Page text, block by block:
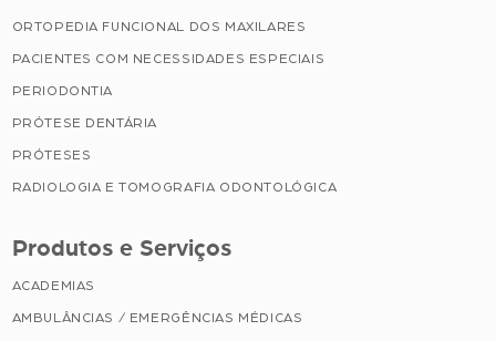
ORTOPEDIA FUNCIONAL DOS MAXILARES
PACIENTES COM NECESSIDADES ESPECIAIS
PERIODONTIA
PRÓTESE DENTÁRIA
PRÓTESES
RADIOLOGIA E TOMOGRAFIA ODONTOLÓGICA
Produtos e Serviços
ACADEMIAS
AMBULÂNCIAS / EMERGÊNCIAS MÉDICAS